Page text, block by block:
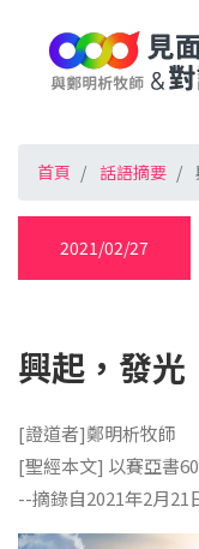
首頁 話語摘要
2021/02/27
興起，發光
[證道者]鄭明析牧師
[聖經本文] 以賽亞書
--摘錄自2021年2月21